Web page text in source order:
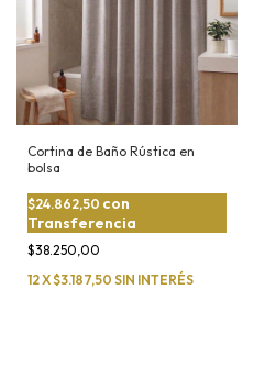
Cortina de Baño Rústica en
bolsa
$38.250,00
$24.862,50 con
Transferencia
12X$3.187,50 SIN INTERÉS